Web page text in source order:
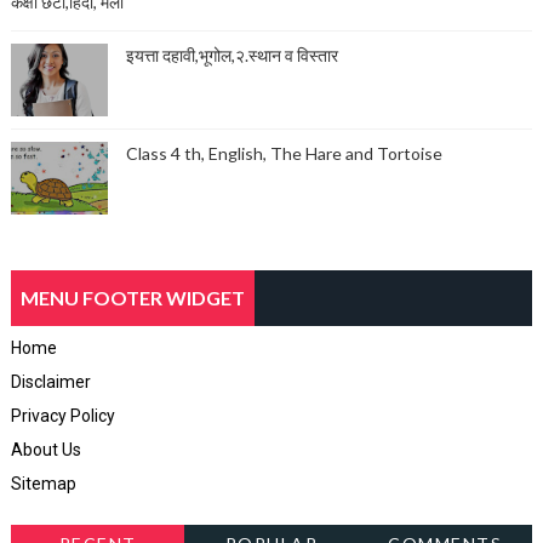
इयत्ता दहावी,भूगोल,२.स्थान व विस्तार
Class 4 th, English, The Hare and Tortoise
MENU FOOTER WIDGET
Home
Disclaimer
Privacy Policy
About Us
Sitemap